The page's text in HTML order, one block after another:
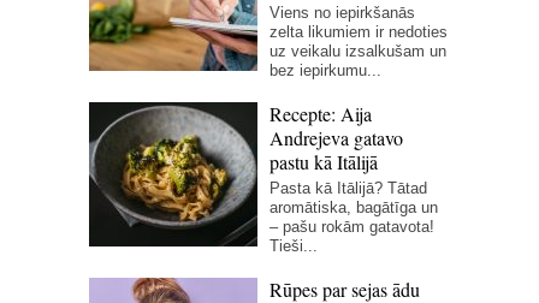
Viens no iepirkšanās
zelta likumiem ir nedoties
uz veikalu izsalkušam un
bez iepirkumu...
Recepte: Aija
Andrejeva gatavo
pastu kā Itālijā
Pasta kā Itālijā? Tātad
aromātiska, bagātīga un
– pašu rokām gatavota!
Tieši...
Rūpes par sejas ādu